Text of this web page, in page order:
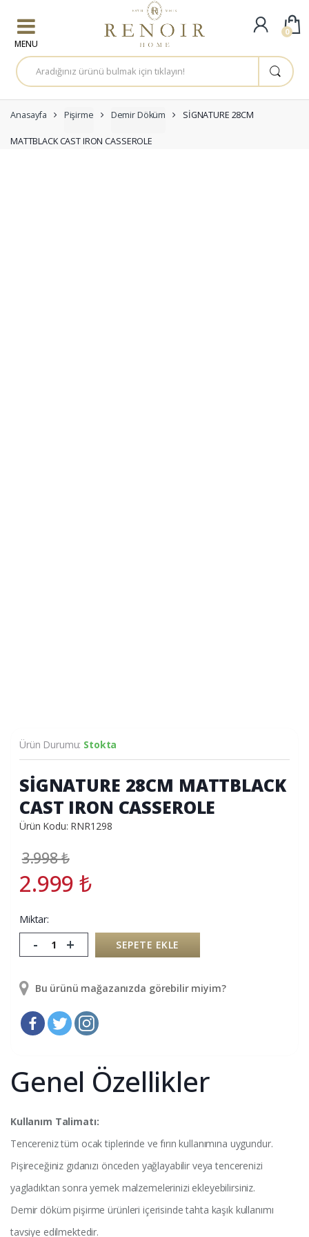
A
r
a
a
:
Anasayfa Pişirme Demir Döküm SİGNATURE 28CM
MATTBLACK CAST IRON CASSEROLE
Ürün Durumu: Stokta
SİGNATURE 28CM MATTBLACK
CAST IRON CASSEROLE
Ürün Kodu: RNR1298
3.998₺
2.999₺
Miktar:
- + SEPETE EKLE
Bu ürünü mağazanızda görebilir miyim?
Genel Özellikler
Kullanım Talimatı:
Tencereniz tüm ocak tiplerinde ve fırın kullanımına uygundur.
Pişireceğiniz gıdanızı önceden yağlayabilir veya tencerenizi
yagladıktan sonra yemek malzemelerinizi ekleyebilirsiniz.
Demir döküm pişirme ürünleri içerisinde tahta kaşık kullanımı
tavsiye edilmektedir.
0